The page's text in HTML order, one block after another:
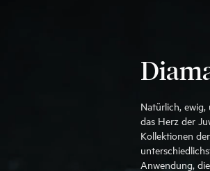
Natürlich,
das Herz der
Kollektionen
Anwendung,